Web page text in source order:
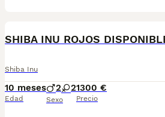
SHIBA INU ROJOS
Shiba Inu
10 meses
Edad
2 2
Sexo
1300 €
Precio